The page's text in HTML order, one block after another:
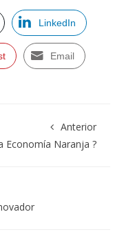
LinkedIn
Email
Anterior
Economía Naranja ?